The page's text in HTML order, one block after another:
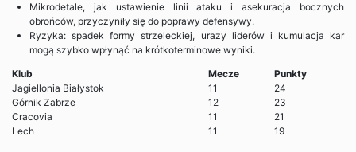
Mikrodetale, jak ustawienie linii ataku i asekuracja bocznych
obrońców, przyczyniły się do poprawy defensywy.
Ryzyka: spadek formy strzeleckiej, urazy liderów i kumulacja kar
mogą szybko wpłynąć na krótkoterminowe wyniki.
Klub
Mecze
Punkty
Jagiellonia Białystok
11
24
Górnik Zabrze
12
23
Cracovia
11
21
Lech
11 19